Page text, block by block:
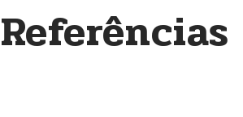
Referências